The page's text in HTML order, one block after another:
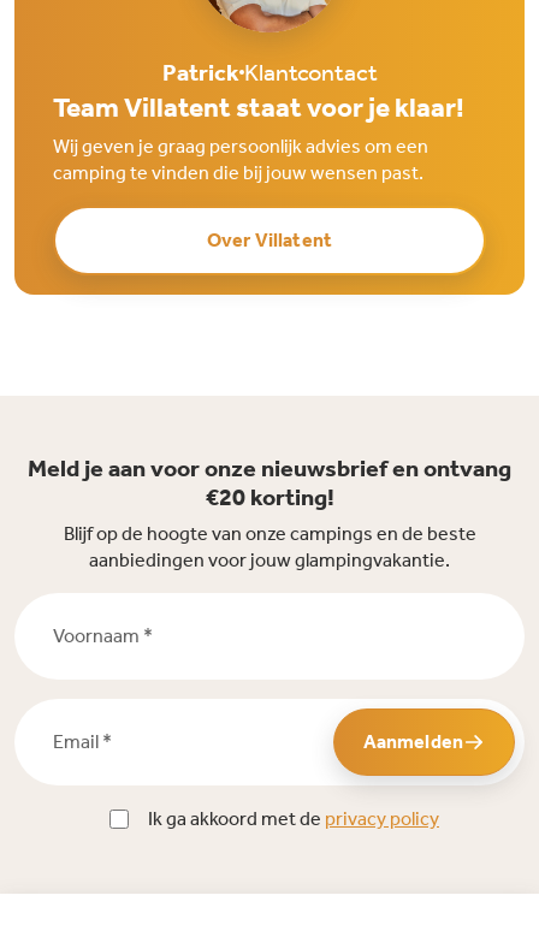
PatrickKlantcontact
Team Villatent staat voor je klaar!
Wij geven je graag persoonlijk advies om een
camping te vinden die bij jouw wensen past.
Over Villatent
Meld je aan voor onze nieuwsbrief en ontvang
€20 korting!
Blijf op de hoogte van onze campings en de beste
aanbiedingen voor jouw glampingvakantie.
Aanmelden
Ik ga akkoord met de privacy policy